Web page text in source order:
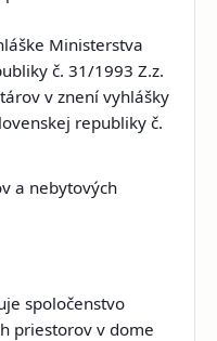
Ministerstva
č. 31/1993 Z.z.
v znení vyhlášky
republiky č.
a nebytových
spoločenstvo
priestorov v dome